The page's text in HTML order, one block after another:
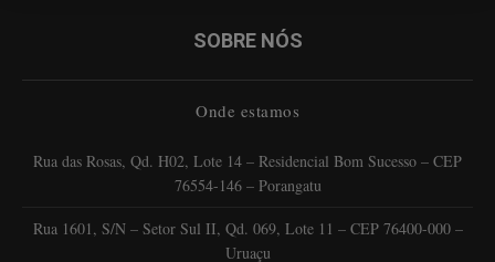
SOBRE NÓS
Onde estamos
Rua das Rosas, Qd. H02, Lote 14 – Residencial Bom Sucesso – CEP
76554-146 – Porangatu
Rua 1601, S/N – Setor Sul II, Qd. 069, Lote 11 – CEP 76400-000 –
Uruaçu